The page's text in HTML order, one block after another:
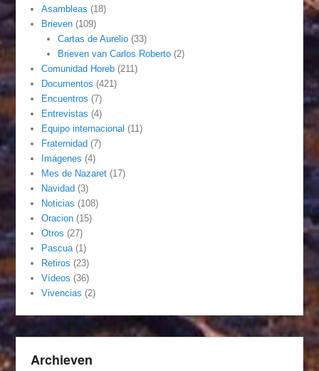
Asambleas (18)
Brieven (109)
Cartas de Aurelio(33)
Brieven van Carlos Roberto(2)
Comunidad Horeb (211)
Documentos (421)
Encuentros (7)
Entrevistas (4)
Equipo internacional (11)
Fraternidad (7)
Imágenes (4)
Mes de Nazaret (17)
Navidad (3)
Noticias (108)
Oracion (15)
Otros (27)
Pascua (1)
Retiros (23)
Vídeos (36)
Vivencias (2)
Archieven